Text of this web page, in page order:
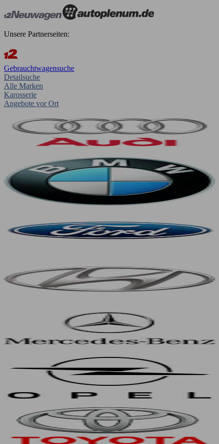
Unsere Partnerseiten:
Gebrauchtwagensuche
Detailsuche
Alle Marken
Karosserie
Angebote vor Ort